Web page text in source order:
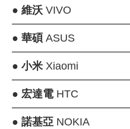
● 維沃VIVO
● 華碩 ASUS
● 小米Xiaomi
● 宏達電HTC
● 諾基亞NOKIA